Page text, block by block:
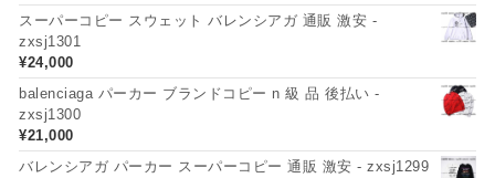
スーパーコピー スウェット バレンシアガ 通販 激安 -
zxsj1301
¥24,000
balenciaga パーカー ブランドコピー n 級 品 後払い -
zxsj1300
¥21,000
バレンシアガ パーカー スーパーコピー 通販 激安 - zxsj1299